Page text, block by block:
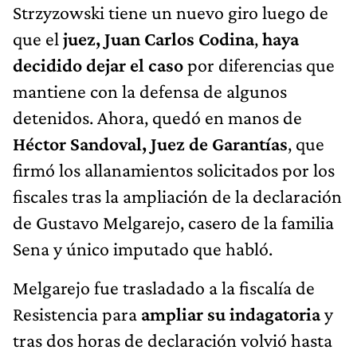
Strzyzowski tiene un nuevo giro luego de
que el juez, Juan Carlos Codina,haya
decidido dejar el casopor diferencias que
mantiene con la defensa de algunos
detenidos. Ahora, quedó en manos de
Héctor Sandoval, Juez de Garantías, que
firmó los allanamientos solicitados por los
fiscales tras la ampliación de la declaración
de Gustavo Melgarejo, casero de la familia
Sena y único imputado que habló.
Melgarejo fue trasladado a la fiscalía de
Resistencia para ampliar su indagatoriay
tras dos horas de declaración volvió hasta